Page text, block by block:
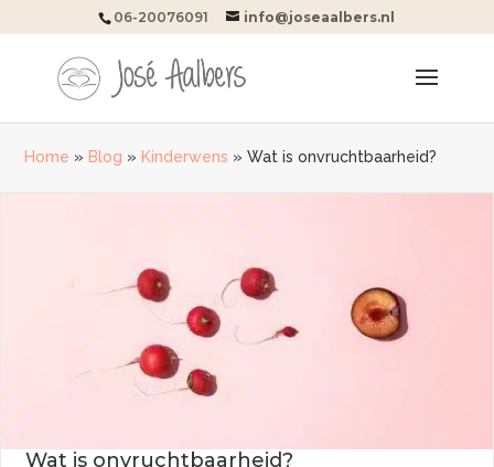
06-20076091 info@joseaalbers.nl
Home » Blog » Kinderwens »Wat is onvruchtbaarheid?
Wat is onvruchtbaarheid?